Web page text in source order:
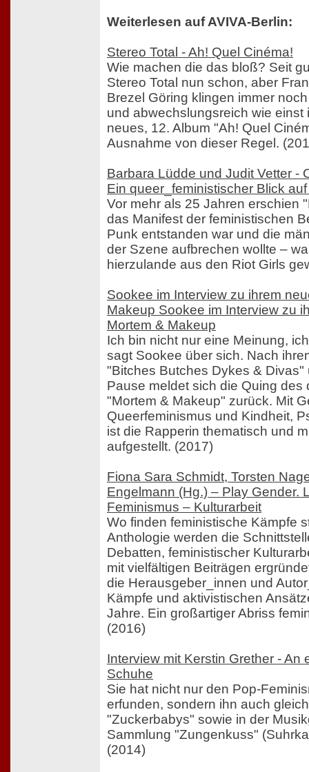
Weiterlesen auf AVIVA-Berlin:
Stereo Total - Ah! Quel Cinéma!
Wie machen die das bloß? Seit
Stereo Total nun schon, aber
Brezel Göring klingen immer
und abwechslungsreich wie einst
neues, 12. Album "Ah! Quel
Ausnahme von dieser Regel.
Barbara Lüdde und Judit Vetter -
Ein queer_feministischer Blick
Vor mehr als 25 Jahren erschien
das Manifest der feministischen
Punk entstanden war und die
der Szene aufbrechen wollte –
hierzulande aus den Riot Girls
Sookee im Interview zu ihrem
Makeup Sookee im Interview zu
Mortem & Makeup
Ich bin nicht nur eine Meinung,
sagt Sookee über sich. Nach
"Bitches Butches Dykes & Divas"
Pause meldet sich die Quing des
"Mortem & Makeup" zurück. Mit
Queerfeminismus und Kindheit,
ist die Rapperin thematisch und
aufgestellt. (2017)
Fiona Sara Schmidt, Torsten
Engelmann (Hg.) – Play Gender.
Feminismus – Kulturarbeit
Wo finden feministische Kämpfe
Anthologie werden die
Debatten, feministischer
mit vielfältigen Beiträgen
die Herausgeber_innen und
Kämpfe und aktivistischen
Jahre. Ein großartiger Abriss
(2016)
Interview mit Kerstin Grether - An
Schuhe
Sie hat nicht nur den Pop-
erfunden, sondern ihn auch
"Zuckerbabys" sowie in der
Sammlung "Zungenkuss"
(2014)